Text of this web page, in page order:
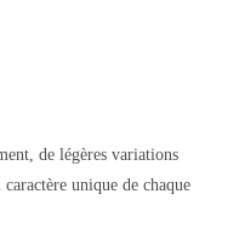
de légères variations
unique de chaque